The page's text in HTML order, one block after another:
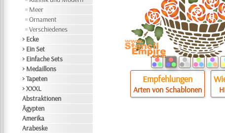
Meer
Ornament
Verschiedenes
> Ecke
> Ein Set
> Einfache Sets
> Medaillons
> Tapeten
> XXXL
Abstraktionen
Ägypten
Amerika
Arabeske
Empfehlungen
Arten von Schablonen